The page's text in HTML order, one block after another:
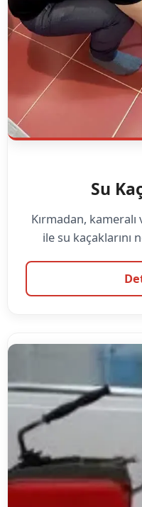
Su
Kırmadan,
ile su kaçaklarını